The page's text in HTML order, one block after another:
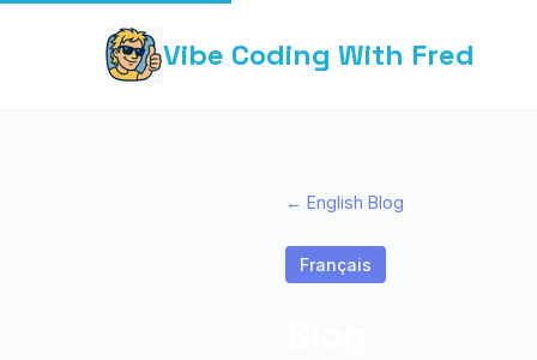
Vibe Coding With Fred
← English Blog
Français